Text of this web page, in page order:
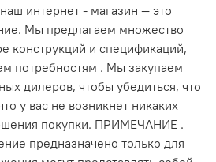
интернет - магазин — это
Мы предлагаем множество
конструкций и спецификаций,
потребностям . Мы закупаем
дилеров, чтобы убедиться, что
у вас не возникнет никаких
покупки. ПРИМЕЧАНИЕ .
предназначено только для